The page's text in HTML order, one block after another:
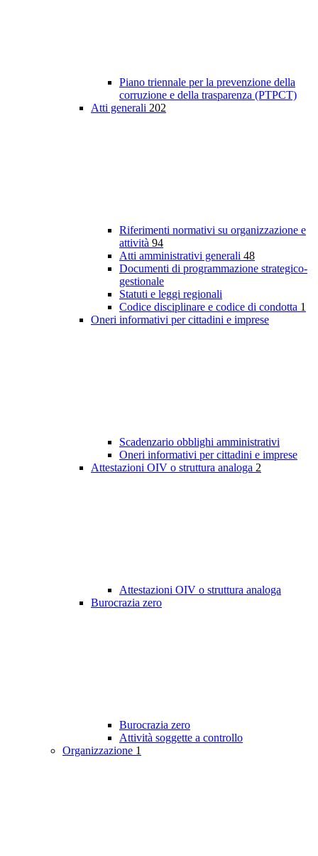
Piano triennale per la prevenzione della
corruzione e della trasparenza (PTPCT)
Atti generali 202
Riferimenti normativi su organizzazione e
attività 94
Atti amministrativi generali 48
Documenti di programmazione strategico-
gestionale
Statuti e leggi regionali
Codice disciplinare e codice di condotta 1
Oneri informativi per cittadini e imprese
Scadenzario obblighi amministrativi
Oneri informativi per cittadini e imprese
Attestazioni OIV o struttura analoga 2
Attestazioni OIV o struttura analoga
Burocrazia zero
Burocrazia zero
Attività soggette a controllo
Organizzazione 1